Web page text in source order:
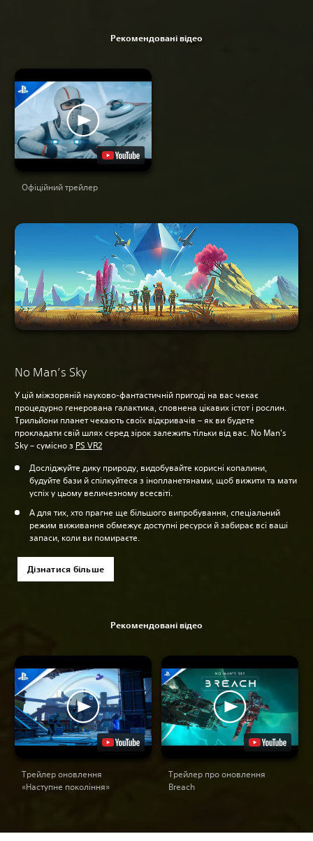
Рекомендовані відео
Офіційний трейлер
No Man’s Sky
У цій міжзоряній науково-фантастичній пригоді на вас чекає
процедурно генерована галактика, сповнена цікавих істот і рослин.
Трильйони планет чекають своїх відкривачів – як ви будете
прокладати свій шлях серед зірок залежить тільки від вас. No Man's
Sky – сумісно з PS VR2
Досліджуйте дику природу, видобувайте корисні копалини,
будуйте бази й спілкуйтеся з інопланетянами, щоб вижити та мати
успіх у цьому величезному всесвіті.
А для тих, хто прагне ще більшого випробування, спеціальний
режим виживання обмежує доступні ресурси й забирає всі ваші
запаси, коли ви помираєте.
Дізнатися більше
Рекомендовані відео
Трейлер оновлення
«Наступне покоління»
Трейлер про оновлення
Breach